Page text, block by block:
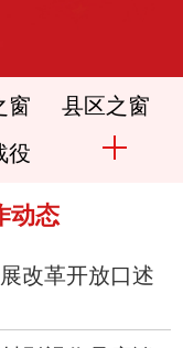
窗 县区之窗
役
动态
改革开放口述